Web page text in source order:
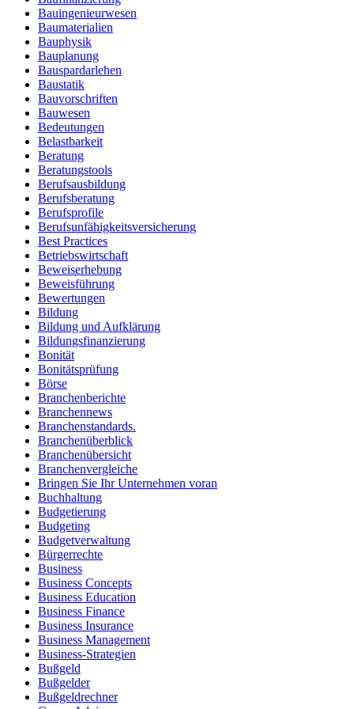
Bauingenieurwesen
Baumaterialien
Bauphysik
Bauplanung
Bauspardarlehen
Baustatik
Bauvorschriften
Bauwesen
Bedeutungen
Belastbarkeit
Beratung
Beratungstools
Berufsausbildung
Berufsberatung
Berufsprofile
Berufsunfähigkeitsversicherung
Best Practices
Betriebswirtschaft
Beweiserhebung
Beweisführung
Bewertungen
Bildung
Bildung und Aufklärung
Bildungsfinanzierung
Bonität
Bonitätsprüfung
Börse
Branchenberichte
Branchennews
Branchenstandards.
Branchenüberblick
Branchenübersicht
Branchenvergleiche
Bringen Sie Ihr Unternehmen voran
Buchhaltung
Budgetierung
Budgeting
Budgetverwaltung
Bürgerrechte
Business
Business Concepts
Business Education
Business Finance
Business Insurance
Business Management
Business-Strategien
Bußgeld
Bußgelder
Bußgeldrechner